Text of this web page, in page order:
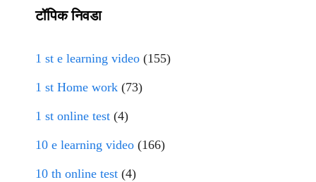
टॉपिक निवडा
1 st e learning video (155)
1 st Home work (73)
1 st online test (4)
10 e learning video (166)
10 th online test (4)